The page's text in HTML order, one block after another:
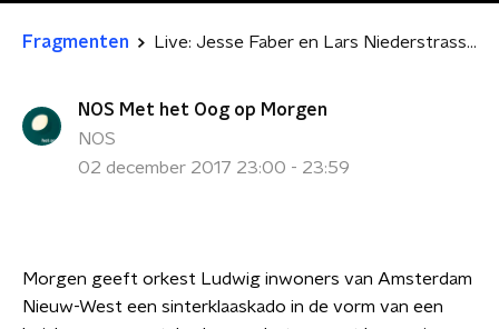
Fragmenten Live: Jesse Faber en Lars Niederstrasser
NOS Met het Oog op Morgen
NOS
02 december 2017 23:00 - 23:59
Morgen geeft orkest Ludwig inwoners van Amsterdam
Nieuw-West een sinterklaaskado in de vorm van een